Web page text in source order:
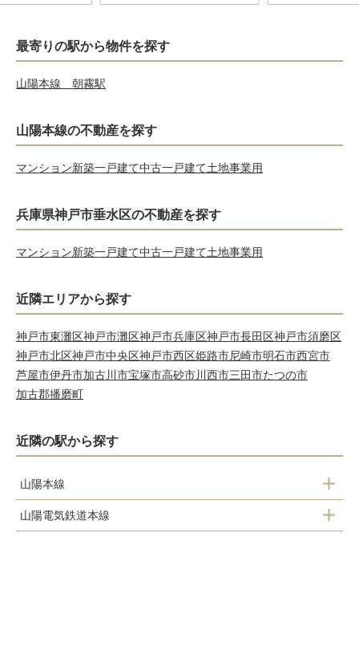
最寄りの駅から物件を探す
山陽本線 朝霧駅
山陽本線の不動産を探す
マンション新築一戸建て中古一戸建て土地事業用
兵庫県神戸市垂水区の不動産を探す
マンション新築一戸建て中古一戸建て土地事業用
近隣エリアから探す
神戸市東灘区神戸市灘区神戸市兵庫区神戸市長田区神戸市須磨区
神戸市北区神戸市中央区神戸市西区姫路市尼崎市明石市西宮市
芦屋市伊丹市加古川市宝塚市高砂市川西市三田市たつの市
加古郡播磨町
近隣の駅から探す
山陽本線
塩屋駅
山陽電気鉄道本線